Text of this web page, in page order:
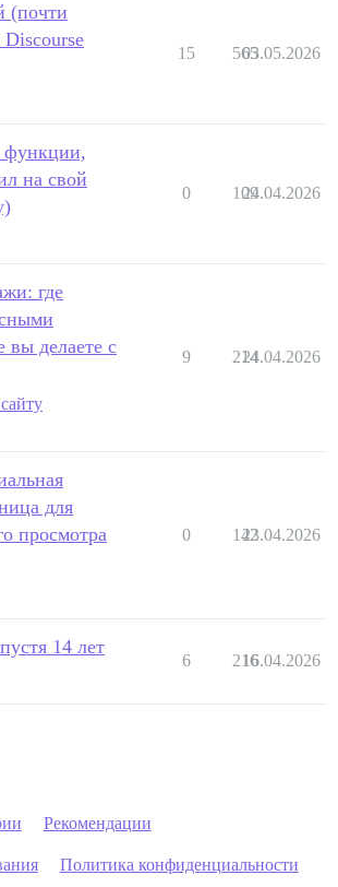
(почти
15 565
03.05.2026
на свой
0 109
24.04.2026
где
вы делаете с
9 214
24.04.2026
для
просмотра
0 142
23.04.2026
14 лет
6 216
16.04.2026
Рекомендации
Политика конфиденциальности